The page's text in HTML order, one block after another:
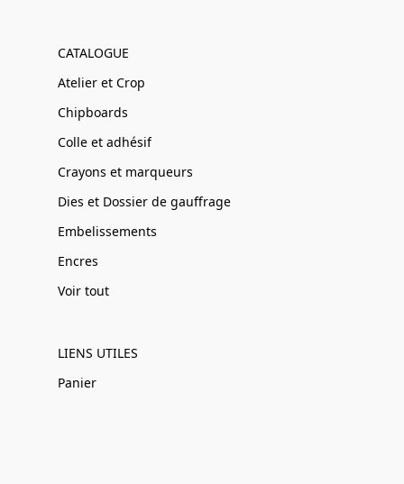
CATALOGUE
Atelier et Crop
Chipboards
Colle et adhésif
Crayons et marqueurs
Dies et Dossier de gauffrage
Embelissements
Encres
Voir tout
LIENS UTILES
Panier